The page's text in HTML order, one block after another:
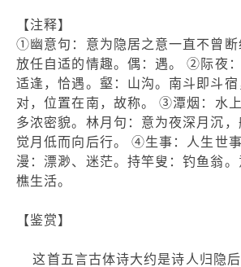
【注释】
①幽意句：意为隐居之意一直不曾断
放任自适的情趣。偶：遇。 ②际夜：
适逢，恰遇。壑：山沟。南斗即斗宿
对，位置在南，故称。 ③潭烟：水
多浓密貌。林月句：意为夜深月沉
觉月低而向后行。 ④生事：人生世
漫：漂渺、迷茫。持竿叟：钓鱼翁
樵生活。
【鉴赏】
这首五言古体诗大约是诗人归隐